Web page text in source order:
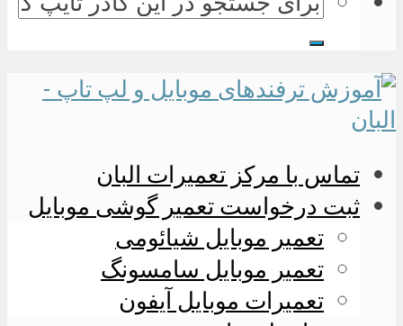
تماس با مرکز تعمیرات البان
ثبت درخواست تعمیر گوشی موبایل
تعمیر موبایل شیائومی
تعمیر موبایل سامسونگ
تعمیرات موبایل آیفون